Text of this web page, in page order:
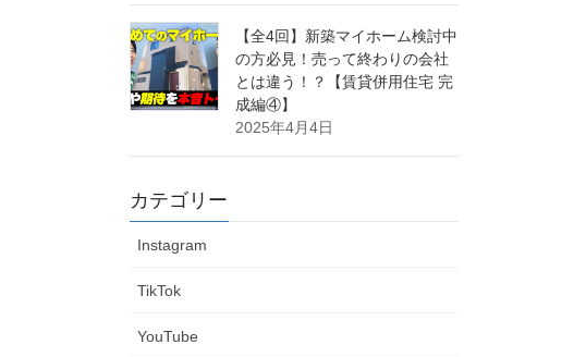
【全4回】新築マイホーム検討中
の方必見！売って終わりの会社
とは違う！？【賃貸併用住宅 完
成編④】
2025年4月4日
カテゴリー
Instagram
TikTok
YouTube